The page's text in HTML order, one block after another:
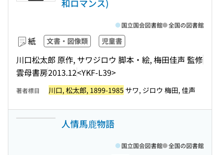
和ロマンス)
紙 文書・図像類 児童書
川口松太郎 原作, サワジロウ 脚本・絵, 梅田佳声 監修
雲母書房2013.12<YKF-L39>
国立国会図書館 全国の図書館
著者標目 川口, 松太郎, 1899-1985 サワ, ジロウ 梅田, 佳声
人情馬鹿物語
国立国会図書館 全国の図書館